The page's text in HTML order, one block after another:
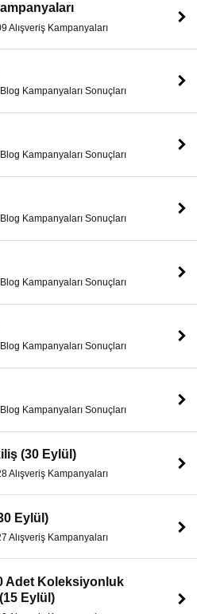
Alışveriş Kampanyaları
Kampanyaları Sonuçları
Kampanyaları Sonuçları
Kampanyaları Sonuçları
Kampanyaları Sonuçları
Kampanyaları Sonuçları
Kampanyaları Sonuçları
(30 Eylül)
Alışveriş Kampanyaları
Eylül)
Alışveriş Kampanyaları
Adet Koleksiyonluk
Eylül)